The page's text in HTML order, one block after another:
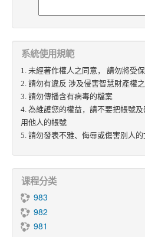
系統使用規範
1. 未經著作權人之同意， 請勿將受
2. 請勿有違反 涉及侵害智慧財產權
3. 請勿傳播含有病毒的檔案
4. 為維護您的權益，請不要把帳號
用他人的帳號
5. 請勿發表不雅、侮辱或傷害別人
课程分类
983
982
981